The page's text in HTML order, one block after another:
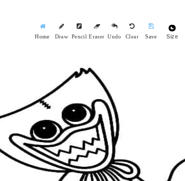
Home Draw Pencil Eraser Undo Clear Save Size